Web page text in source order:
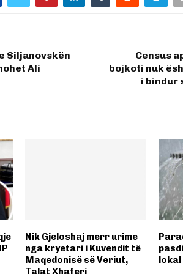
Siljanovskën
Ali
Census
bojkoti nuk
i bindur
Nik Gjeloshaj merr urime
nga kryetari i Kuvendit të
Maqedonisë së Veriut,
Talat Xhaferi